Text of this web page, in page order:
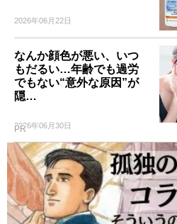
2026年06月22日
なんか顔色が悪い、いつ
もだるい…年齢でも過労
でもない“意外な原因”が
隠…
2026年06月30日
PR